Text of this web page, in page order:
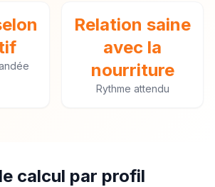
Relation saine
avec la
nourriture
Rythme attendu
calcul par profil